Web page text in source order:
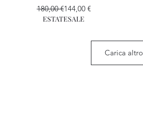
Prezzo regolare
180,00 €Prezzo scontato
144,00 €
ESTATESALE
Carica altro